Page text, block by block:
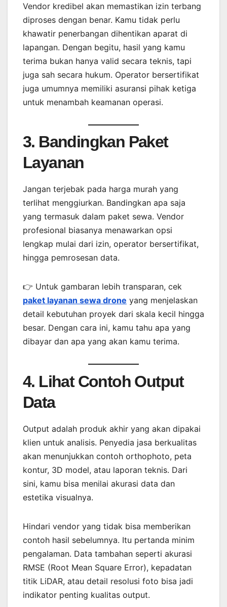
Vendor kredibel akan memastikan izin terbang
diproses dengan benar. Kamu tidak perlu
khawatir penerbangan dihentikan aparat di
lapangan. Dengan begitu, hasil yang kamu
terima bukan hanya valid secara teknis, tapi
juga sah secara hukum. Operator bersertifikat
juga umumnya memiliki asuransi pihak ketiga
untuk menambah keamanan operasi.
3. Bandingkan Paket
Layanan
Jangan terjebak pada harga murah yang
terlihat menggiurkan. Bandingkan apa saja
yang termasuk dalam paket sewa. Vendor
profesional biasanya menawarkan opsi
lengkap mulai dari izin, operator bersertifikat,
hingga pemrosesan data.
👉 Untuk gambaran lebih transparan, cek
paket layanan sewa drone yang menjelaskan
detail kebutuhan proyek dari skala kecil hingga
besar. Dengan cara ini, kamu tahu apa yang
dibayar dan apa yang akan kamu terima.
4. Lihat Contoh Output
Data
Output adalah produk akhir yang akan dipakai
klien untuk analisis. Penyedia jasa berkualitas
akan menunjukkan contoh orthophoto, peta
kontur, 3D model, atau laporan teknis. Dari
sini, kamu bisa menilai akurasi data dan
estetika visualnya.
Hindari vendor yang tidak bisa memberikan
contoh hasil sebelumnya. Itu pertanda minim
pengalaman. Data tambahan seperti akurasi
RMSE (Root Mean Square Error), kepadatan
titik LiDAR, atau detail resolusi foto bisa jadi
indikator penting kualitas output.